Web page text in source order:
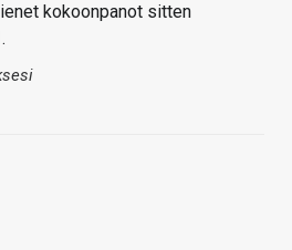
kokoonpanot sitten